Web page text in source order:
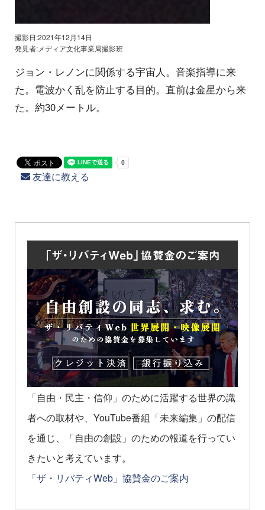
撮影日:2021年12月14日
発見者:メディア文化事業局撮影班
ジョン・レノンに関係する宇宙人。音楽指導に来
た。電波かく乱を防止する目的。直前は金星から来
た。約30メートル。
友達に教える
「自由・民主・信仰」のために活躍する世界の識
者への取材や、YouTube番組「未来編集」の配信
を通じ、「自由の創設」のための報道を行ってい
きたいと考えています。
「ザ・リバティWeb」協賛金のご案内